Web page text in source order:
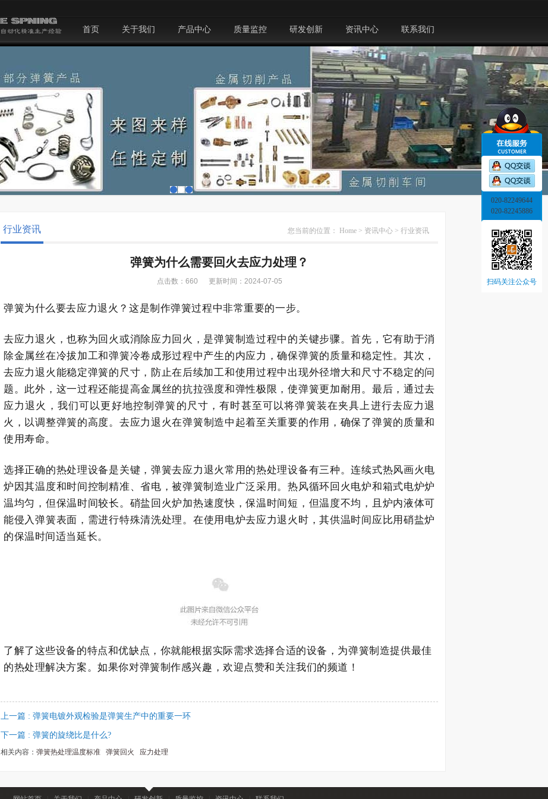
首页 关于我们 产品中心 质量监控 研发创新 资讯中心 联系我们
行业资讯 您当前的位置： Home > 资讯中心 > 行业资讯
弹簧为什么需要回火去应力处理？
点击数： 660 更新时间：2024-07-05
弹簧为什么要去应力退火？这是制作弹簧过程中非常重要的一步。
去应力退火，也称为回火或消除应力回火，是弹簧制造过程中的关键步骤。首先，它有助于消
除金属丝在冷拔加工和弹簧冷卷成形过程中产生的内应力，确保弹簧的质量和稳定性。其次，
去应力退火能稳定弹簧的尺寸，防止在后续加工和使用过程中出现外径增大和尺寸不稳定的问
题。此外，这一过程还能提高金属丝的抗拉强度和弹性极限，使弹簧更加耐用。最后，通过去
应力退火，我们可以更好地控制弹簧的尺寸，有时甚至可以将弹簧装在夹具上进行去应力退
火，以调整弹簧的高度。 去应力退火在弹簧制造中起着至关重要的作用，确保了弹簧的质量和
使用寿命。
选择正确的热处理设备是关键， 弹簧去应力退火常用的热处理设备有三种。连续式热风画火电
炉因其温度和时间控制精准、省电，被弹簧制造业广泛采用。热风循环回火电炉和箱式电炉炉
温均匀，但保温时间较长。 硝盐回火炉加热速度快，保温时间短，但温度不均，且炉内液体可
能侵入弹簧表面，需进行特殊清洗处理。 在使用电炉去应力退火时，其供温时间应比用硝盐炉
的保温时间适当延长。
了解了这些设备的特点和优缺点，你就能根据实际需求选择合适的设备，为弹簧制造提供最佳
的热处理解决方案。如果你对弹簧制作感兴趣，欢迎点赞和关注我们的频道！
上一篇 : 弹簧电镀外观检验是弹簧生产中的重要一环
下一篇 : 弹簧的旋绕比是什么?
相关内容： 弹簧热处理温度标准 弹簧回火 应力处理
020-82249644
020-82245886
扫码关注公众号